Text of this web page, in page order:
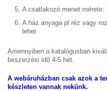
A csatlakozó menet mérete:
A ház anyaga pl réz vagy
lehet
Amennyiben a katalógusban
beszerzési idő 4-5 hét.
A webáruházban csak azok a
készleten vannak nekünk.